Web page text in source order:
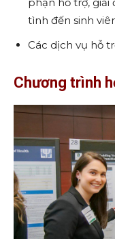
tình đến sinh
Các dịch vụ hỗ
Chương trình